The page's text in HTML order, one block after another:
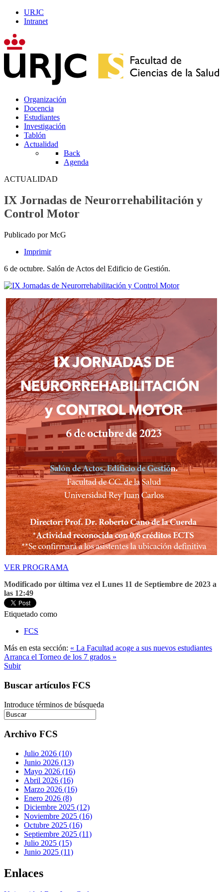
URJC
Intranet
Organización
Docencia
Estudiantes
Investigación
Tablón
Actualidad
Back
Agenda
ACTUALIDAD
IX Jornadas de Neurorrehabilitación y
Control Motor
Publicado por McG
Imprimir
6 de octubre. Salón de Actos del Edificio de Gestión.
VER PROGRAMA
Modificado por última vez el Lunes 11 de Septiembre de 2023 a
las 12:49
Etiquetado como
FCS
Más en esta sección: « La Facultad acoge a sus nuevos estudiantes
Arranca el Torneo de los 7 grados »
Subir
Buscar artículos FCS
Introduce términos de búsqueda
Archivo FCS
Julio 2026 (10)
Junio 2026 (13)
Mayo 2026 (16)
Abril 2026 (16)
Marzo 2026 (16)
Enero 2026 (8)
Diciembre 2025 (12)
Noviembre 2025 (16)
Octubre 2025 (16)
Septiembre 2025 (11)
Julio 2025 (15)
Junio 2025 (11)
Enlaces